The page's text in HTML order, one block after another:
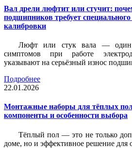
Вал дрели люфтит или стучит:
подшипников требует
калибровки
Люфт или стук вала — один
симптомов при работе
указывают на серьёзный износ
Подробнее
22.01.2026
Монтажные наборы для тёплых
компоненты и особенности выбора
Тёплый пол — это не только
доме, но и эффективное решение для